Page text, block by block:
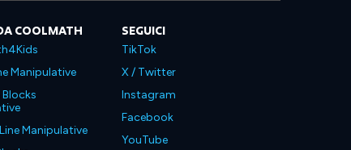
COOLMATH
Manipulative
Blocks
Manipulative
SEGUICI
TikTok
X / Twitter
Instagram
Facebook
YouTube